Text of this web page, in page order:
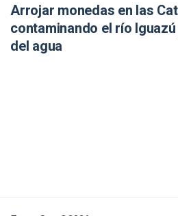
Arrojar monedas en las
contaminando el río
del agua